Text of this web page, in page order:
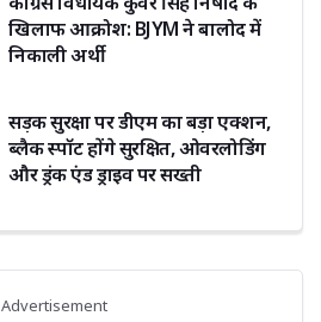
खिलाफ आक्रोश: BJYM ने बालोद में
निकाली अर्थी
सड़क सुरक्षा पर डीएम का बड़ा एक्शन,
ब्लैक स्पॉट होंगे सुरक्षित, ओवरलोडिंग
और ड्रंक एंड ड्राइव पर सख्ती
Advertisement